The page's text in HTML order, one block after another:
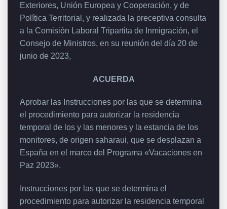
Exteriores, Unión Europea y Cooperación, y de
Política Territorial, y realizada la preceptiva consulta
a la Comisión Laboral Tripartita de Inmigración, el
Consejo de Ministros, en su reunión del día 20 de
junio de 2023,
ACUERDA
Aprobar las Instrucciones por las que se determina
el procedimiento para autorizar la residencia
temporal de los y las menores y la estancia de los
monitores, de origen saharaui, que se desplazan a
España en el marco del Programa «Vacaciones en
Paz 2023».
Instrucciones por las que se determina el
procedimiento para autorizar la residencia temporal